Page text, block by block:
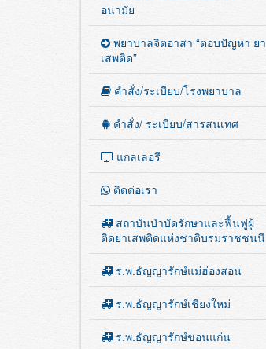
นโยบายความปลอดภัยอาชีว
อนามัย
พยาบาลจิตอาสา “ตอบปัญหา ยา
เสพติด”
คำสั่ง/ระเบียบ/โรงพยาบาล
คำสั่ง/ ระเบียบ/สารสนเทศ
แกลเลอรี
ติดต่อเรา
สถาบันบำบัดรักษาและฟื้นฟูผู้
ติดยาเสพติดแห่งชาติบรมราชชนนี
ร.พ.ธัญญารักษ์แม่ฮ่องสอน
ร.พ.ธัญญารักษ์เชียงใหม่